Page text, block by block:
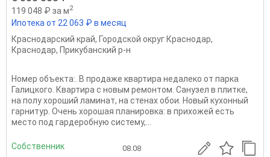
119 048 ₽ за м2
Ипотека от 22 063 ₽ в месяц
Краснодарский край, Городской округ Краснодар,
Краснодар, Прикубанский р-н
Номер объекта:. В продаже квартира недалеко от парка
Галицкого. Квартира с новым ремонтом. Санузел в плитке,
на полу хороший ламинат, на стенах обои. Новый кухонный
гарнитур. Очень хорошая планировка: в прихожей есть
место под гардеробную систему,...
Собственник 08.08